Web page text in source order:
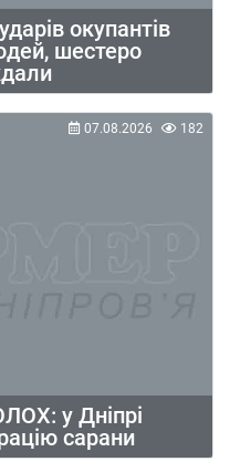
окупантів
шестеро
у Дніпрі
сарани
07.08.2026 182